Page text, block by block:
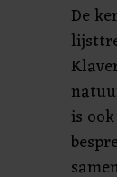
De
is